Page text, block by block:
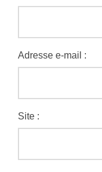
Adresse e-mail :
Site :